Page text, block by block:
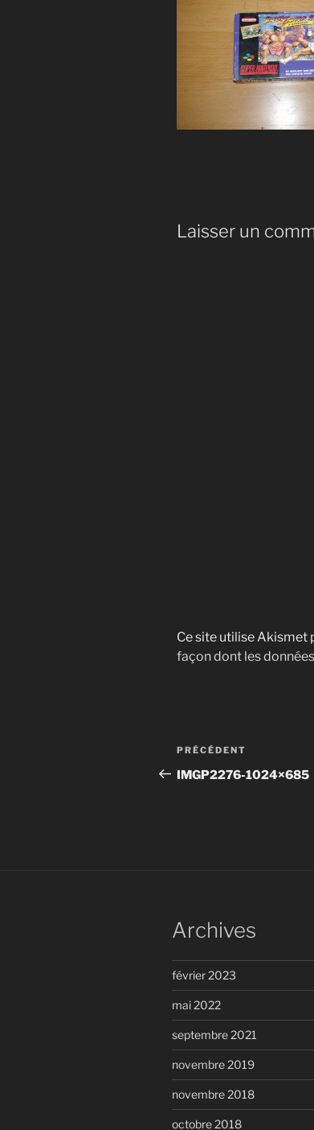
Laisser un
Ce site utilise Akismet
façon dont les
Navigation
de
Article
précédent
PRÉCÉDENT
IMGP2276-1024×685
Archives
février 2023
mai 2022
septembre 2021
novembre 2019
novembre 2018
octobre 2018